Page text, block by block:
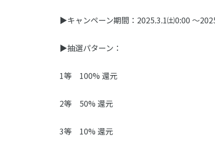
▶キャンペーン期間：2025.3.1㈯0:00 ～
▶抽選パターン：
1等 100% 還元
2等 50% 還元
3等 10% 還元